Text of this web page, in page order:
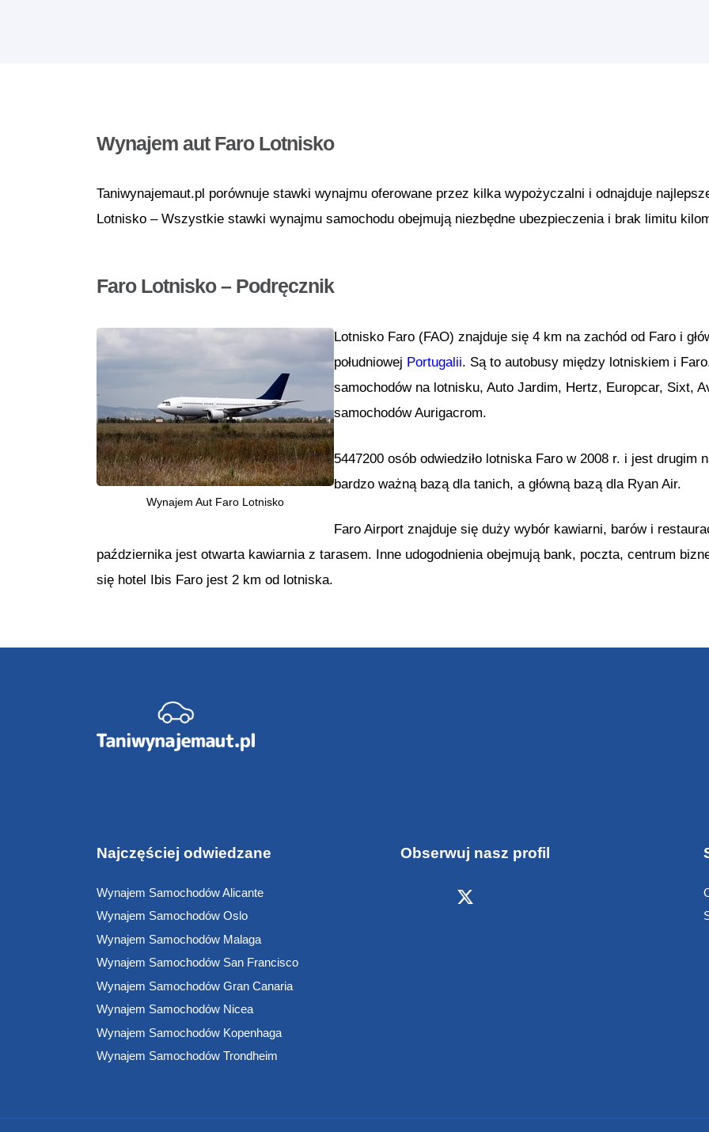
Wynajem aut Faro Lotnisko
Taniwynajemaut.pl porównuje stawki wynajmu oferowane przez kilka wypożyczalni i odnajduje
Lotnisko – Wszystkie stawki wynajmu samochodu obejmują niezbędne ubezpieczenia i brak limitu
Faro Lotnisko – Podręcznik
Wynajem Aut Faro Lotnisko
Lotnisko Faro (FAO) znajduje się 4 km na zachód od Faro i
południowej Portugalii. Są to autobusy między lotniskiem i
samochodów na lotnisku, Auto Jardim, Hertz, Europcar, Sixt,
samochodów Aurigacrom.
5447200 osób odwiedziło lotniska Faro w 2008 r. i jest drugim
bardzo ważną bazą dla tanich, a główną bazą dla Ryan Air.
Faro Airport znajduje się duży wybór kawiarni, barów i
października jest otwarta kawiarnia z tarasem. Inne udogodnienia obejmują bank, poczta, centrum
się hotel Ibis Faro jest 2 km od lotniska.
Najczęściej odwiedzane
Wynajem Samochodów Alicante
Wynajem Samochodów Oslo
Wynajem Samochodów Malaga
Wynajem Samochodów San Francisco
Wynajem Samochodów Gran Canaria
Wynajem Samochodów Nicea
Wynajem Samochodów Kopenhaga
Wynajem Samochodów Trondheim
Obserwuj nasz profil